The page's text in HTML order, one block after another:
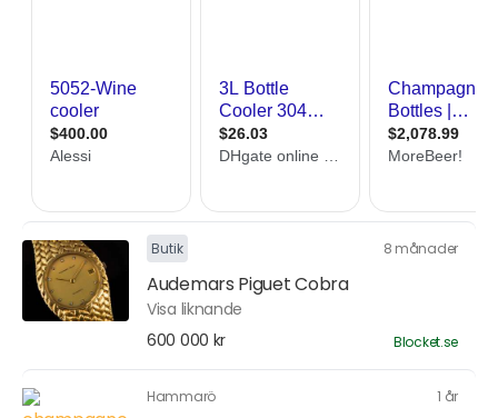
Butik 8 månader
Audemars Piguet Cobra
Visa liknande
600 000 kr
Blocket.se
Hammarö 1 år